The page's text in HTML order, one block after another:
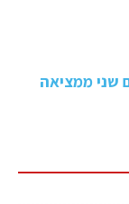
שני ממציאה